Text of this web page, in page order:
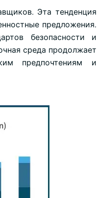
Эта тенденция
предложения.
безопасности и
среда продолжает
предпочтениям и